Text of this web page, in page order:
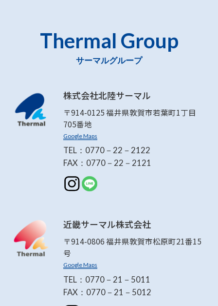
Thermal Group
サーマルグループ
株式会社北陸サーマル
〒914-0125 福井県敦賀市若葉町1丁目
705番地
Google Maps
TEL：0770－22－2122
FAX：0770－22－2121
近畿サーマル株式会社
〒914-0806 福井県敦賀市松原町21番15
号
Google Maps
TEL：0770－21－5011
FAX：0770－21－5012